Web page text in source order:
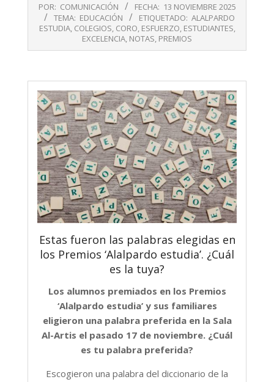
11-
POR: COMUNICACIÓN FECHA: 13 NOVIEMBRE 2025
TEMA: EDUCACIÓN ETIQUETADO: ALALPARDO
ESTUDIA, COLEGIOS, CORO, ESFUERZO, ESTUDIANTES,
EXCELENCIA, NOTAS, PREMIOS
Estas fueron las palabras elegidas en
los Premios ‘Alalpardo estudia’. ¿Cuál
es la tuya?
Los alumnos premiados en los Premios
‘Alalpardo estudia’ y sus familiares
eligieron una palabra preferida en la Sala
Al-Artis el pasado 17 de noviembre. ¿Cuál
es tu palabra preferida?
Escogieron una palabra del diccionario de la